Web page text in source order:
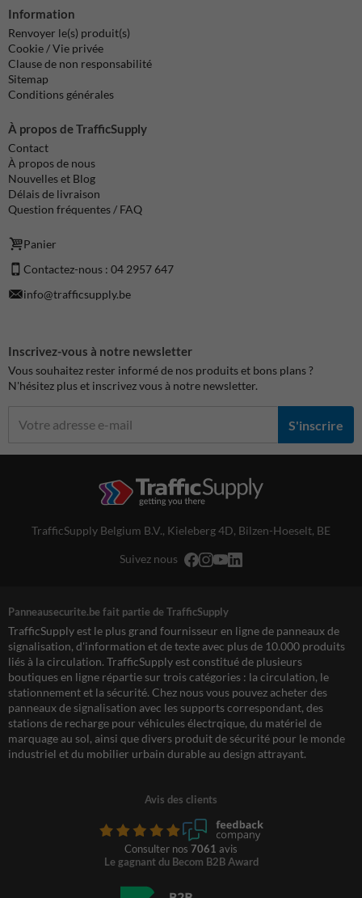
Information
Renvoyer le(s) produit(s)
Cookie / Vie privée
Clause de non responsabilité
Sitemap
Conditions générales
À propos de TrafficSupply
Contact
À propos de nous
Nouvelles et Blog
Délais de livraison
Question fréquentes / FAQ
Panier
Contactez-nous : 04 2957 647
info@trafficsupply.be
Inscrivez-vous à notre newsletter
Vous souhaitez rester informé de nos produits et bons plans ?
N'hésitez plus et inscrivez vous à notre newsletter.
S'inscrire
TrafficSupply Belgium B.V., Kieleberg 4D, Bilzen-Hoeselt, BE
Suivez nous
Panneausecurite.be fait partie de TrafficSupply
TrafficSupply est le plus grand fournisseur en ligne de panneaux de
signalisation, d'information et de texte avec plus de 10.000 produits
liés à la circulation. TrafficSupply est constitué de plusieurs
boutiques en ligne répartie sur trois catégories : la circulation, le
stationnement et la sécurité. Chez nous vous pouvez acheter des
panneaux de signalisation avec les supports correspondant, des
stations de recharge pour véhicules électrqique, du matériel de
marquage au sol, ainsi que divers produit de sécurité pour le monde
industriel et du mobilier urbain durable au design attrayant.
Avis des clients
Consulter nos 7061 avis
Le gagnant du Becom B2B Award